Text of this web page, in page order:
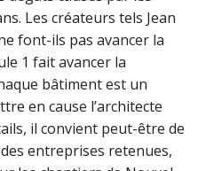
Les créateurs tels Jean
font-ils pas avancer la
1 fait avancer la
bâtiment est un
en cause l’architecte
il convient peut-être de
entreprises retenues,